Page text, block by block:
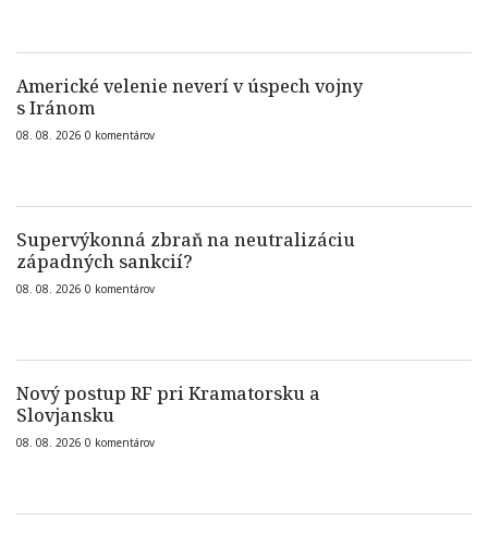
Americké velenie neverí v úspech vojny
s Iránom
08. 08. 2026 0 komentárov
Supervýkonná zbraň na neutralizáciu
západných sankcií?
08. 08. 2026 0 komentárov
Nový postup RF pri Kramatorsku a
Slovjansku
08. 08. 2026 0 komentárov